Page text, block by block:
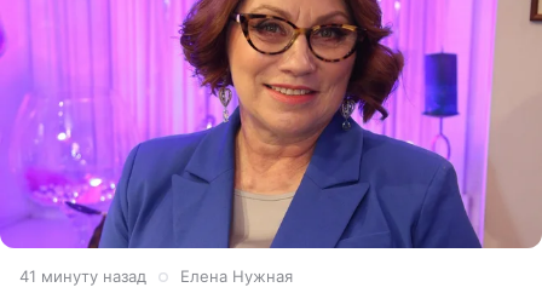
41 минуту назад Елена Нужная